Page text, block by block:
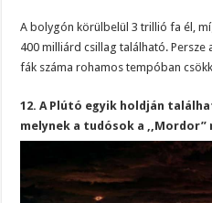
A bolygón körülbelül 3 trillió fa él,
400 milliárd csillag található. Persze
fák száma rohamos tempóban
12. A Plútó egyik holdján
melynek a tudósok a ,,Mordor”